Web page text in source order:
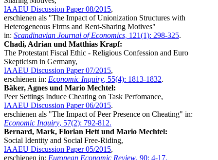
IAAEU Discussion Paper 08/2015,
erschienen als "The Impact of Unionization Structures with
Heterogeneous Firms and Rent-Sharing Motives"
in: Scandinavian Journal of Economics, 121(1): 298-325.
Chadi, Adrian und Matthias Krapf:
The Protestant Fiscal Ethic - Religious Confession and Euro
Skepticism in Germany,
IAAEU Discussion Paper 07/2015,
erschienen in: Economic Inquiry, 55(4): 1813-1832.
Bäker, Agnes und Mario Mechtel:
Peer Settings Induce Cheating on Task Perfomance,
IAAEU Discussion Paper 06/2015.
erschienen als "The Impact of Peer Presence on Cheating" in:
Economic Inquiry, 57(2): 792-812.
Bernard, Mark, Florian Hett und Mario Mechtel:
Social Identity and Social Free-Riding,
IAAEU Discussion Paper 05/2015,
erschienen in: European Economic Review, 90: 4-17.